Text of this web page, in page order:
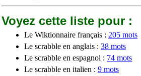
Voyez cette liste pour :
Le Wiktionnaire français : 205 mots
Le scrabble en anglais : 38 mots
Le scrabble en espagnol : 74 mots
Le scrabble en italien : 9 mots